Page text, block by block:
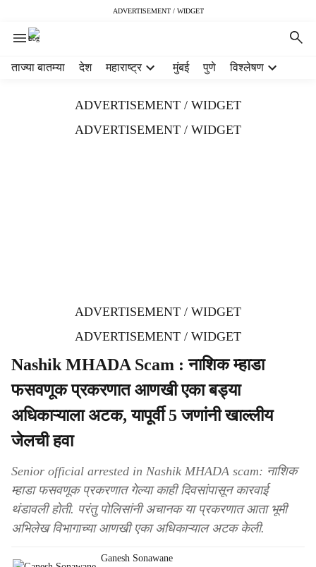
ADVERTISEMENT / WIDGET
ताज्या बातम्या देश महाराष्ट्र मुंबई पुणे विश्लेषण
ADVERTISEMENT / WIDGET
ADVERTISEMENT / WIDGET
ADVERTISEMENT / WIDGET
ADVERTISEMENT / WIDGET
Nashik MHADA Scam : नाशिक म्हाडा
फसवणूक प्रकरणात आणखी एका बड्या
अधिकाऱ्याला अटक, यापूर्वी 5 जणांनी खाल्लीय
जेलची हवा
Senior official arrested in Nashik MHADA scam: नाशिक
म्हाडा फसवणूक प्रकरणात गेल्या काही दिवसांपासून कारवाई
थंडावली होती. परंतु पोलिसांनी अचानक या प्रकरणात आता भूमी
अभिलेख विभागाच्या आणखी एका अधिकाऱ्याल अटक केली.
Ganesh Sonawane